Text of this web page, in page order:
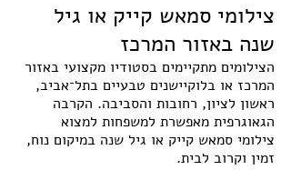
צילומי סמאש קייק או גיל
שנה באזור המרכז
הצילומים מתקיימים בסטודיו מקצועי באזור
המרכז או בלוקיישנים טבעיים בתל־אביב,
ראשון לציון, רחובות והסביבה. הקרבה
הגאוגרפית מאפשרת למשפחות למצוא
צילומי סמאש קייק או גיל שנה במיקום נוח,
זמין וקרוב לבית.